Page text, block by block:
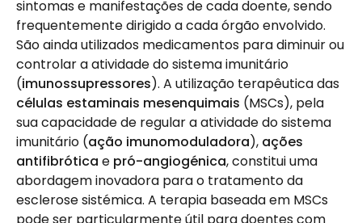
sintomas e manifestações de cada doente, sendo
frequentemente dirigido a cada órgão envolvido.
São ainda utilizados medicamentos para diminuir ou
controlar a atividade do sistema imunitário
(imunossupressores). A utilização terapêutica das
células estaminais mesenquimais (MSCs), pela
sua capacidade de regular a atividade do sistema
imunitário (ação imunomoduladora), ações
antifibrótica e pró-angiogénica, constitui uma
abordagem inovadora para o tratamento da
esclerose sistémica. A terapia baseada em MSCs